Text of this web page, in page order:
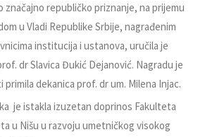
značajno republičko priznanje, na prijemu
u Vladi Republike Srbije, nagrađenim
institucija i ustanova, uručila je
dr Slavica Đukić Dejanović. Nagradu je
dekanica prof. dr um. Milena Injac.
je istakla izuzetan doprinos Fakulteta
u Nišu u razvoju umetničkog visokog